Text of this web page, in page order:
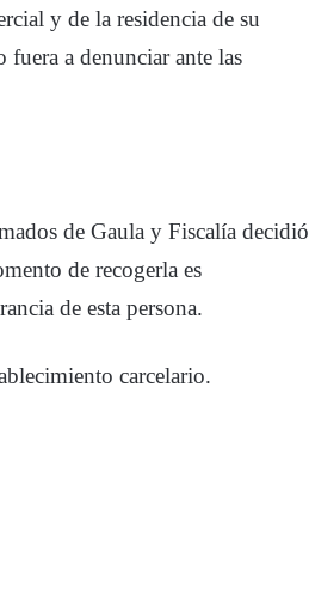
y de la residencia de su
a denunciar ante las
de Gaula y Fiscalía decidió
de recogerla es
de esta persona.
carcelario.